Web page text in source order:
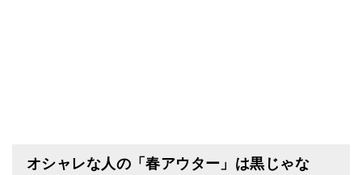
オシャレな人の「春アウター」は黒じゃな